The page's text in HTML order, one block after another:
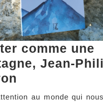
comme une
Jean-
au monde qui